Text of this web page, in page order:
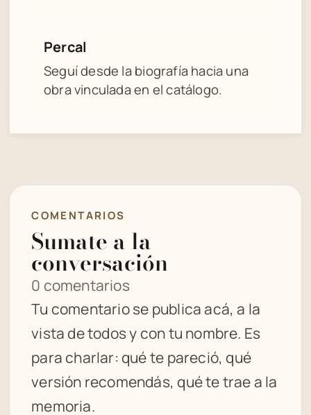
Percal
Seguí desde la biografía hacia una
obra vinculada en el catálogo.
COMENTARIOS
Sumate a la
conversación
0 comentarios
Tu comentario se publica acá, a la
vista de todos y con tu nombre. Es
para charlar: qué te pareció, qué
versión recomendás, qué te trae a la
memoria.